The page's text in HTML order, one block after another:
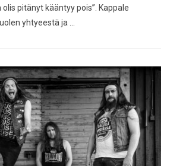
pitänyt kääntyy pois”. Kappale
yhtyeestä ja …